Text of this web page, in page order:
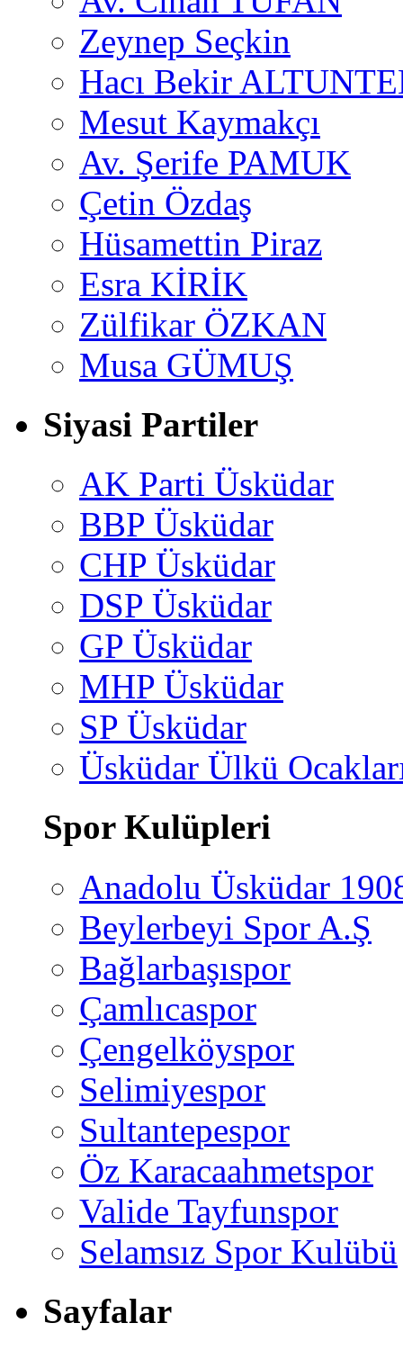
Zeynep Seçkin
Hacı Bekir
Mesut Kaymakçı
Av. Şerife PAMUK
Çetin Özdaş
Hüsamettin Piraz
Esra KİRİK
Zülfikar ÖZKAN
Musa GÜMUŞ
Siyasi Partiler
AK Parti Üsküdar
BBP Üsküdar
CHP Üsküdar
DSP Üsküdar
GP Üsküdar
MHP Üsküdar
SP Üsküdar
Üsküdar Ülkü
Spor Kulüpleri
Anadolu Üsküdar
Beylerbeyi Spor A.Ş
Bağlarbaşıspor
Çamlıcaspor
Çengelköyspor
Selimiyespor
Sultantepespor
Öz Karacaahmetspor
Valide Tayfunspor
Selamsız Spor Kulübü
Sayfalar